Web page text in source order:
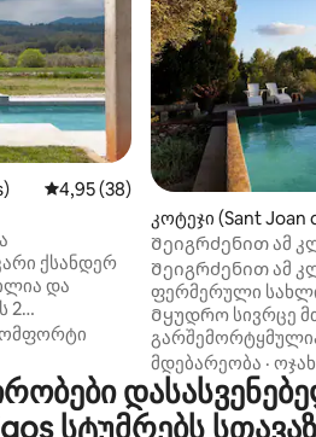
საშუალო შეფასებაა 5‑დან
4,95 (38)
ქსანდერ
და
2
რომელიც
კოტეჯი (Sant Joan
Შეიგრძენით ამ
ფერმერული
Შეიგრძენით ამ
ფერმერული
Მყუდრო სივრცე
ხეებით, კარობის
ლიმონის ხეებით,
გარემო მთების
პასი 25 000
მდებარეობა ·
სტუმრებს